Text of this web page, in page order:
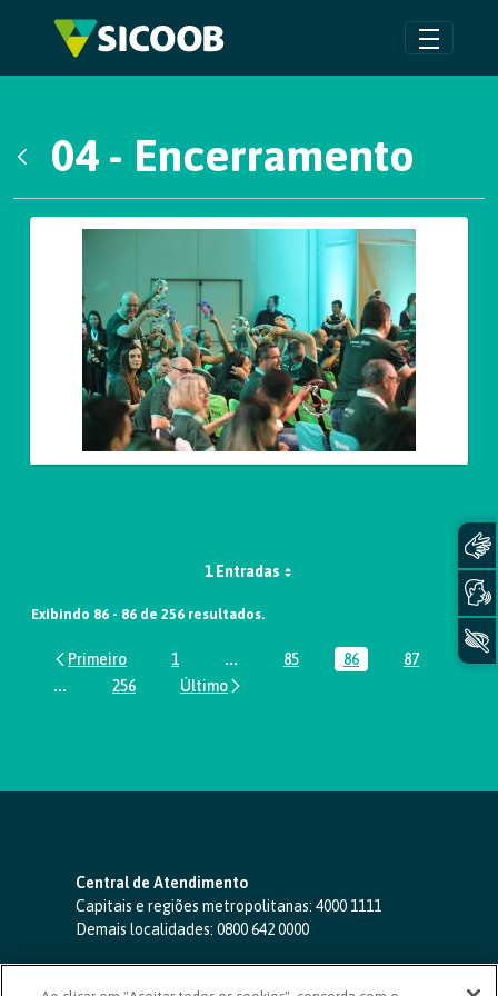
Pular para o Conteúdo principal
04 - Encerramento
Galeria de Mídias
1 Entradas
Exibindo 86 - 86 de 256 resultados.
Página
1 ...Páginas intermediárias Usar ABA
Página
85 Página
86 Página
87
...Páginas intermediárias Usar ABA para navegar.
Página
256
Central de Atendimento
Capitais e regiões metropolitanas: 4000 1111
Demais localidades: 0800 642 0000
SAC 24 horas-0800 724 4420